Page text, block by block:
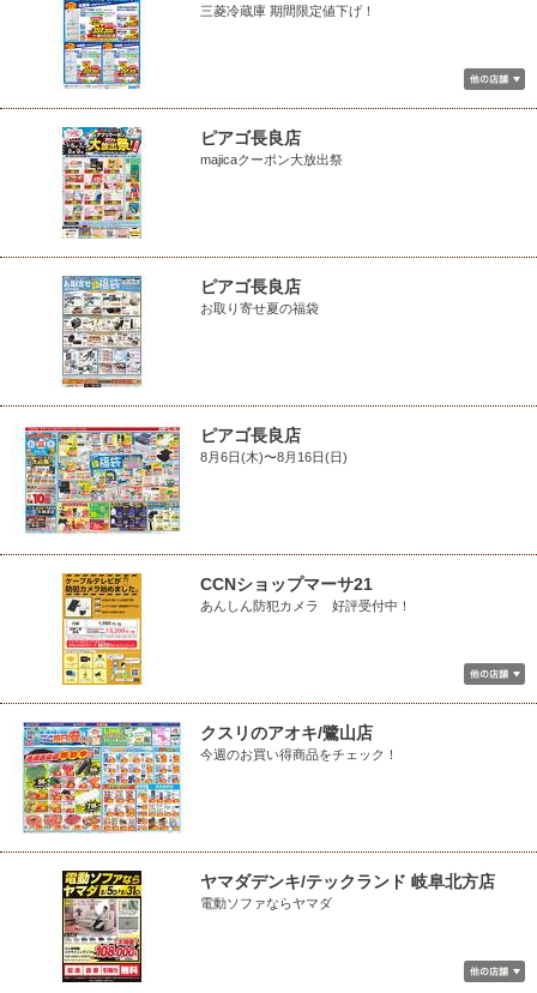
三菱冷蔵庫 期間限定値下げ！
ピアゴ長良店
majicaクーポン大放出祭
ピアゴ長良店
お取り寄せ夏の福袋
ピアゴ長良店
8月6日(木)〜8月16日(日)
CCNショップマーサ21
あんしん防犯カメラ 好評受付中！
クスリのアオキ/鷺山店
今週のお買い得商品をチェック！
ヤマダデンキ/テックランド 岐阜北方店
電動ソファならヤマダ